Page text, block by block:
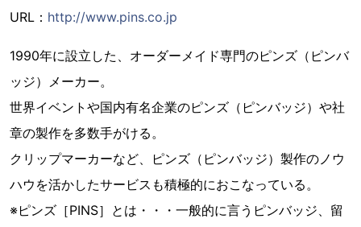
URL： http://www.pins.co.jp
1990年に設立した、オーダーメイド専門のピンズ（ピンバ
ッジ）メーカー。
世界イベントや国内有名企業のピンズ（ピンバッジ）や社
章の製作を多数手がける。
クリップマーカーなど、ピンズ（ピンバッジ）製作のノウ
ハウを活かしたサービスも積極的におこなっている。
※ピンズ［PINS］とは・・・一般的に言うピンバッジ、留